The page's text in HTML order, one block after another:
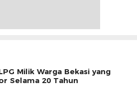
Milik Warga Bekasi yang
Selama 20 Tahun